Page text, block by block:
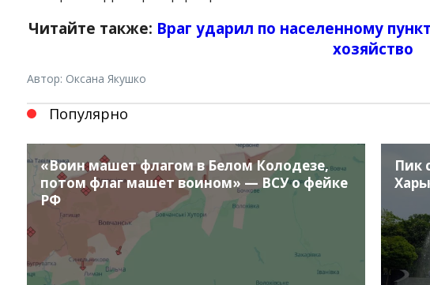
Читайте также: Враг ударил по населенному
хозяйство
Автор: Оксана Якушко
Популярно
«Воин машет флагом в Белом Колодезе,
потом флаг машет воином» — ВСУ о фейке
РФ
Пик